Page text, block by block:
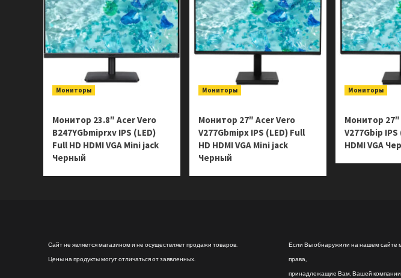
Мониторы
Монитор 23.8″ Acer Vero
B247YGbmiprxv IPS (LED)
Full HD HDMI VGA Mini jack
Черный
Мониторы
Монитор 27″ Acer Vero
V277Gbmipx IPS (LED) Full
HD HDMI VGA Mini jack
Черный
Мониторы
Монитор
V277Gbip IPS
HDMI VGA
Сайт не является магазином и не осуществляет продажи товаров.
Цены на продукты могут отличаться от заявленных.
Если Вы обнаружили на нашем сайте
права,
принадлежащие Вам, Вашей компании